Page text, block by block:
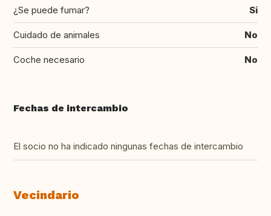
¿Se puede fumar? Si
Cuidado de animales No
Coche necesario No
Fechas de intercambio
El socio no ha indicado ningunas fechas de intercambio
Vecindario